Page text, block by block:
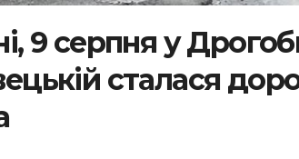
9 серпня у
сталася